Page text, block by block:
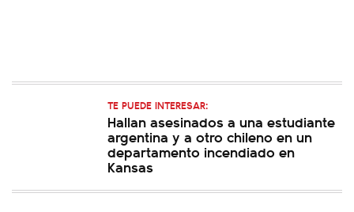
TE PUEDE INTERESAR:
Hallan asesinados a una estudiante
argentina y a otro chileno en un
departamento incendiado en
Kansas